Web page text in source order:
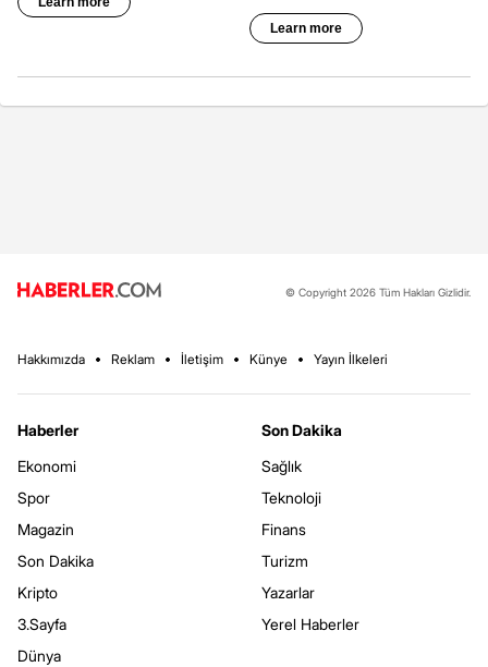
© Copyright 2026 Tüm Hakları Gizlidir.
Hakkımızda Reklam İletişim Künye Yayın İlkeleri
Haberler
Ekonomi
Spor
Magazin
Son Dakika
Kripto
3.Sayfa
Dünya
Son Dakika
Sağlık
Teknoloji
Finans
Turizm
Yazarlar
Yerel Haberler